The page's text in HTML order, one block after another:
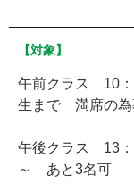
【対象】
午前クラス 10
生まで 満席の為
午後クラス 13：
～ あと3名可